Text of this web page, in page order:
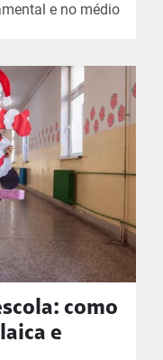
e no médio
como
e